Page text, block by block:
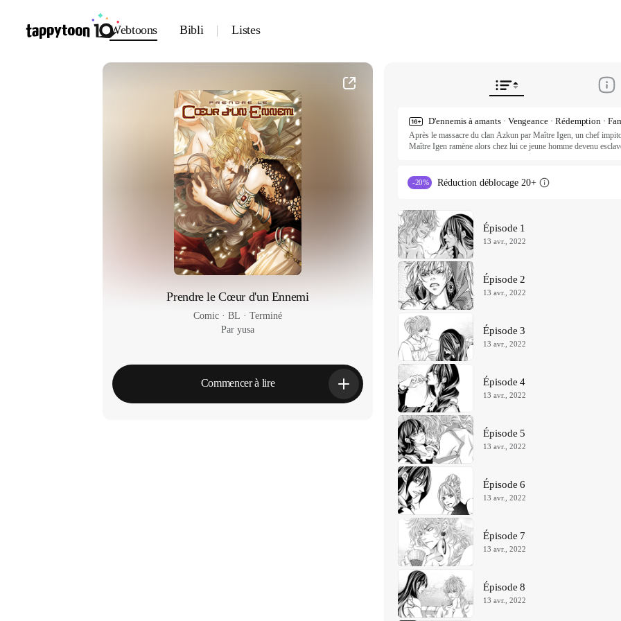
Webtoons Bibli Listes
Après le massacre du clan Azkun par Maître Igen, un chef
Maître Igen ramène alors chez lui ce jeune homme devenu
que Maître Igen est l’ennemi qui a fait tuer tous les membres
frères Azkun s’avère être en vie et prêt à se venger d’Igen.
ⓒ yusa / Daewon C.I. Inc.
All rights reserved. Published by Tappytoon under license from
-20% Réduction déblocage 20+
Épisode 1
13 avr., 2022
Épisode 2
13 avr., 2022
Épisode 3
13 avr., 2022
Épisode 4
13 avr., 2022
Épisode 5
13 avr., 2022
Épisode 6
13 avr., 2022
Épisode 7
13 avr., 2022
Épisode 8
13 avr., 2022
Prendre le Cœur d'un Ennemi
Comic · BL · Terminé
Par yusa
Commencer à lire